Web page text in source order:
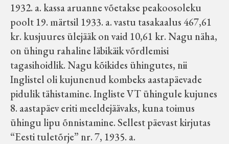
1932. a. kassa aruanne võetakse peakoosoleku
poolt 19. märtsil 1933. a. vastu tasakaalus 467,61
kr. kusjuures ülejääk on vaid 10,61 kr. Nagu näha,
on ühingu rahaline läbikäik võrdlemisi
tagasihoidlik. Nagu kõikides ühingutes, nii
Inglistel oli kujunenud kombeks aastapäevade
pidulik tähistamine. Ingliste VT ühingule kujunes
8. aastapäev eriti meeldejäävaks, kuna toimus
ühingu lipu õnnistamine. Sellest päevast kirjutas
“Eesti tuletõrje” nr. 7, 1935. a.